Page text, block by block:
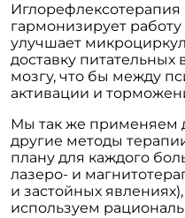
гармонизирует
улучшает
доставку
мозгу, что бы между
активации и
Мы так же применяем
другие методы
плану для каждого
лазеро- и
и застойных
используем